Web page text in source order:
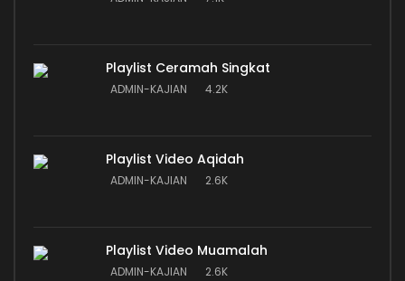
Playlist Ceramah Singkat
ADMIN-KAJIAN 4.2K
Playlist Video Aqidah
ADMIN-KAJIAN 2.6K
Playlist Video Muamalah
ADMIN-KAJIAN 2.6K